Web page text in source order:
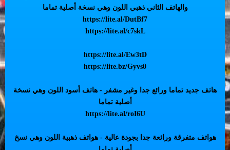
والهاتف الثاني ذهبي اللون وهي نسخة أصلية تماما
https://lite.al/DutBf7
https://lite.al/c7skL
https://lite.al/Ew3tD
https://lite.bz/Gyvs0
هاتف جديد تماما ورائع جدا وغير مشفر - هاتف أسود اللون وهي نسخة
أصلية تماما
https://lite.al/roI6U
هواتف متفرقة ورائعة جدا بجودة عالية - هواتف ذهبية اللون وهي نسخ